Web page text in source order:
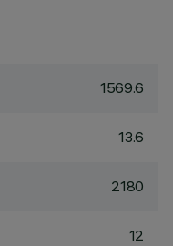
1569.6
13.6
2180
12